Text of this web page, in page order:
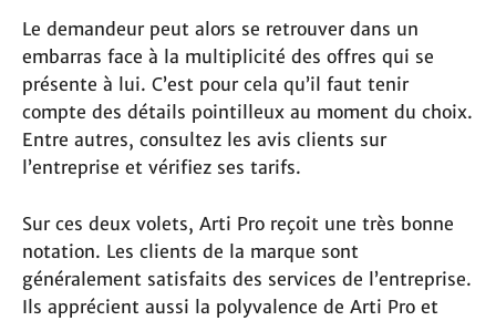
Le demandeur peut alors se retrouver dans un
embarras face à la multiplicité des offres qui se
présente à lui. C’est pour cela qu’il faut tenir
compte des détails pointilleux au moment du choix.
Entre autres, consultez les avis clients sur
l’entreprise et vérifiez ses tarifs.
Sur ces deux volets, Arti Pro reçoit une très bonne
notation. Les clients de la marque sont
généralement satisfaits des services de l’entreprise.
Ils apprécient aussi la polyvalence de Arti Pro et